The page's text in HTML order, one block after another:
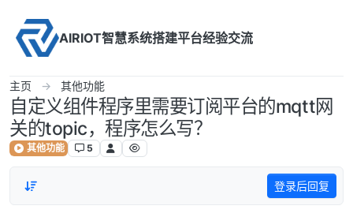
AIRIOT智慧系统搭建平台经验交流
主页 其他功能
自定义组件程序里需要订阅平台的mqtt网
关的topic，程序怎么写？
其他功能 5
登录后回复